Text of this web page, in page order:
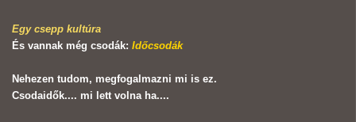
Egy csepp kultúra
És vannak még csodák: Időcsodák
Nehezen tudom, megfogalmazni mi is ez.
Csodaidők.... mi lett volna ha....